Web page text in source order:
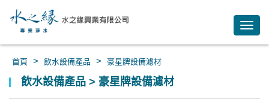
首頁 > 飲水設備產品 > 豪星牌設備濾材
飲水設備產品 > 豪星牌設備濾材